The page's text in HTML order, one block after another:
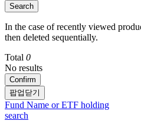
Search
In the case of recently viewed
then deleted sequentially.
Total 0
No results
Confirm
팝업닫기
Fund Name or ETF holding
search